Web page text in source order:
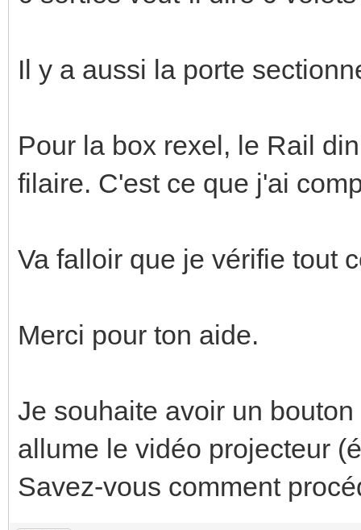
Il y a aussi la porte
Pour la box rexel, le Rail
filaire. C'est ce que j'ai
Va falloir que je vérifie tout
Merci pour ton aide.
Je souhaite avoir un
allume le vidéo projecteur
Savez-vous comment